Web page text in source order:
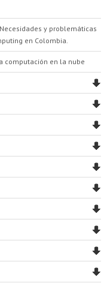
y problemáticas
en Colombia.
computación en la nube